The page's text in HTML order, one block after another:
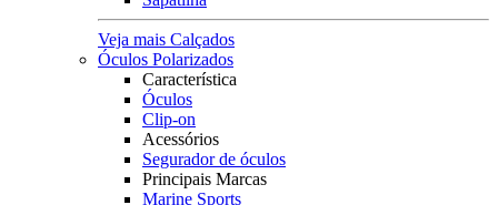
Veja mais Calçados
Óculos Polarizados
Característica
Óculos
Clip-on
Acessórios
Segurador de óculos
Principais Marcas
Marine Sports